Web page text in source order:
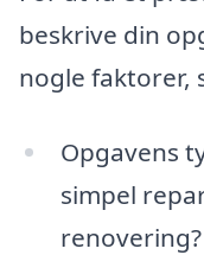
beskrive din
nogle faktorer,
Opgavens
simpel
renovering?